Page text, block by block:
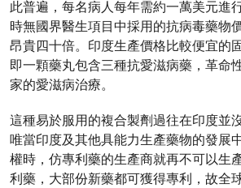
此普遍，每名病人每年需約一萬美元進
時無國界醫生項目中採用的抗病毒藥物
昂貴四十倍。印度生產價格比較便宜的
即一顆藥丸包含三種抗愛滋病藥，革命
家的愛滋病治療。
這種易於服用的複合製劑過往在印度並
唯當印度及其他具能力生產藥物的發展
權時，仿專利藥的生產商就再不可以生
利藥，大部份新藥都可獲得專利，故全